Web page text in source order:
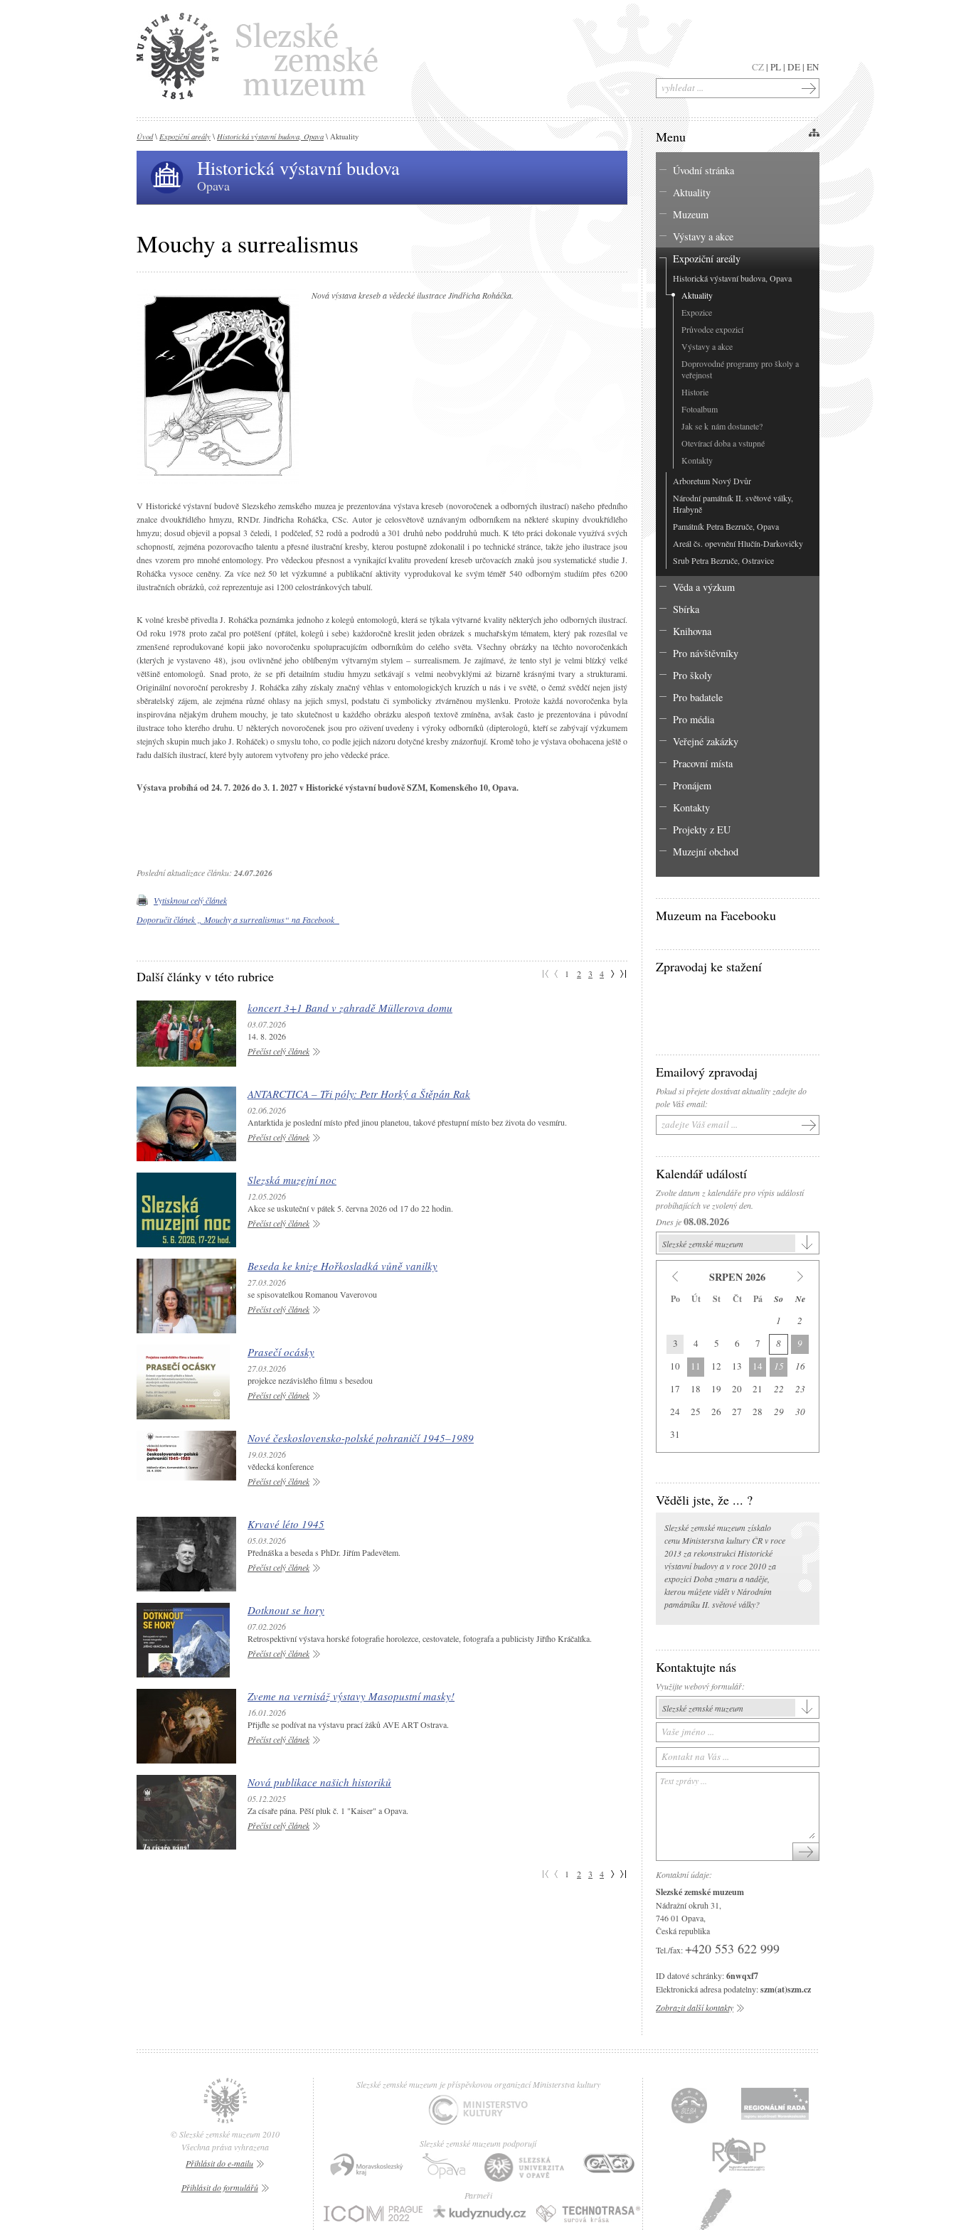
Úvod\ Expoziční areály \ Historická výstavní budova, Opava \ Aktuality
Historická výstavní budova
Opava
Mouchy a surrealismus
Nová výstava kreseb a vědecké ilustrace Jindřicha Roháčka.
V Historické výstavní budově Slezského zemského muzea je prezentována výstava kreseb (novoročenek a odborných ilustrací) našeho předního
znalce dvoukřídlého hmyzu, RNDr. Jindřicha Roháčka, CSc. Autor je celosvětově uznávaným odborníkem na některé skupiny dvoukřídlého
hmyzu; dosud objevil a popsal 3 čeledi, 1 podčeleď, 52 rodů a podrodů a 301 druhů nebo poddruhů much. K této práci dokonale využívá svých
schopností, zejména pozorovacího talentu a přesné ilustrační kresby, kterou postupně zdokonalil i po technické stránce, takže jeho ilustrace jsou
dnes vzorem pro mnohé entomology. Pro vědeckou přesnost a vynikající kvalitu provedení kreseb určovacích znaků jsou systematické studie J.
Roháčka vysoce ceněny. Za více než 50 let výzkumné a publikační aktivity vyprodukoval ke svým téměř 540 odborným studiím přes 6200
ilustračních obrázků, což reprezentuje asi 1200 celostránkových tabulí.
K volné kresbě přivedla J. Roháčka poznámka jednoho z kolegů entomologů, která se týkala výtvarné kvality některých jeho odborných ilustrací.
Od roku 1978 proto začal pro potěšení (přátel, kolegů i sebe) každoročně kreslit jeden obrázek s muchařským tématem, který pak rozesílal ve
zmenšené reprodukované kopii jako novoročenku spolupracujícím odborníkům do celého světa. Všechny obrázky na těchto novoročenkách
(kterých je vystaveno 48), jsou ovlivněné jeho oblíbeným výtvarným stylem – surrealismem. Je zajímavé, že tento styl je velmi blízký velké
většině entomologů. Snad proto, že se při detailním studiu hmyzu setkávají s velmi neobvyklými až bizarně krásnými tvary a strukturami.
Originální novoroční perokresby J. Roháčka záhy získaly značný věhlas v entomologických kruzích u nás i ve světě, o čemž svědčí nejen jistý
sběratelský zájem, ale zejména různé ohlasy na jejich smysl, podstatu či symbolicky ztvárněnou myšlenku. Protože každá novoročenka byla
inspirována nějakým druhem mouchy, je tato skutečnost u každého obrázku alespoň textově zmíněna, avšak často je prezentována i původní
ilustrace toho kterého druhu. U některých novoročenek jsou pro oživení uvedeny i výroky odborníků (dipterologů, kteří se zabývají výzkumem
stejných skupin much jako J. Roháček) o smyslu toho, co podle jejich názoru dotyčné kresby znázorňují. Kromě toho je výstava obohacena ještě o
řadu dalších ilustrací, které byly autorem vytvořeny pro jeho vědecké práce.
Výstava probíhá od 24. 7. 2026 do 3. 1. 2027 v Historické výstavní budově SZM, Komenského 10, Opava.
Poslední aktualizace článku: 24.07.2026
Vytisknout celý článek
Doporučit článek „ Mouchy a surrealismus“ na Facebook
Další články v této rubrice 1 2 3 4
koncert 3+1 Band v zahradě Müllerova domu
03.07.2026
14. 8. 2026
Přečíst celý článek
ANTARCTICA – Tři póly: Petr Horký a Štěpán Rak
02.06.2026
Antarktida je poslední místo před jinou planetou, takové přestupní místo bez života do vesmíru.
Přečíst celý článek
Slezská muzejní noc
12.05.2026
Akce se uskuteční v pátek 5. června 2026 od 17 do 22 hodin.
Přečíst celý článek
Beseda ke knize Hořkosladká vůně vanilky
27.03.2026
se spisovatelkou Romanou Vaverovou
Přečíst celý článek
Prasečí ocásky
27.03.2026
projekce nezávislého filmu s besedou
Přečíst celý článek
Nové československo-polské pohraničí 1945–1989
19.03.2026
vědecká konference
Přečíst celý článek
Krvavé léto 1945
05.03.2026
Přednáška a beseda s PhDr. Jiřím Padevětem.
Přečíst celý článek
Dotknout se hory
07.02.2026
Retrospektivní výstava horské fotografie horolezce, cestovatele, fotografa a publicisty Jiřího Kráčalíka.
Přečíst celý článek
Zveme na vernisáž výstavy Masopustní masky!
16.01.2026
Přijďte se podívat na výstavu prací žáků AVE ART Ostrava.
Přečíst celý článek
Nová publikace našich historiků
05.12.2025
Za císaře pána. Pěší pluk č. 1 "Kaiser" a Opava.
Přečíst celý článek
1 2 3 4
Menu
Úvodní stránka
Aktuality
Muzeum
Výstavy a akce
Expoziční areály
Historická výstavní budova, Opava
Aktuality
Expozice
Průvodce expozicí
Výstavy a akce
Doprovodné programy pro školy a
veřejnost
Historie
Fotoalbum
Jak se k nám dostanete?
Otevírací doba a vstupné
Kontakty
Arboretum Nový Dvůr
Národní památník II. světové války,
Hrabyně
Památník Petra Bezruče, Opava
Areál čs. opevnění Hlučín-Darkovičky
Srub Petra Bezruče, Ostravice
Věda a výzkum
Sbírka
Knihovna
Pro návštěvníky
Pro školy
Pro badatele
Pro média
Veřejné zakázky
Pracovní místa
Pronájem
Kontakty
Projekty z EU
Muzejní obchod
Muzeum na Facebooku
Zpravodaj ke stažení
Emailový zpravodaj
Pokud si přejete dostávat aktuality zadejte do
pole Váš email:
Kalendář událostí
Zvolte datum z kalendáře pro výpis událostí
probíhajících ve zvolený den.
Dnes je08.08.2026
Slezské zemské muzeum
Slezské zemské muzeum
Historická výstavní budova
Arboretum Nový Dvůr
Národní památník II. světové války
Památník Petra Bezruče
Areál čs. opevnění
SRPEN 2026
Po Út St Čt Pá So Ne
1
2
3
4 5 6 7 8
9
10
11 12 13 14 15
16
17
18 19 20 21 22
23
24
25 26 27 28 29
30
31
Věděli jste, že ... ?
Slezské zemské muzeum získalo
cenu Ministerstva kultury ČR v roce
2013 za rekonstrukci Historické
výstavní budovy a v roce 2010 za
expozici Doba zmaru a naděje,
kterou můžete vidět v Národním
památníku II. světové války?
Kontaktujte nás
Využijte webový formulář:
Slezské zemské muzeum
Slezské zemské muzeum
Historická výstavní budova
Arboretum Nový Dvůr
Národní památník II. světové války
Kontaktní údaje:
Slezské zemské muzeum
Nádražní okruh 31,
746 01 Opava,
Česká republika
Tel./fax:+420 553 622 999
ID datové schránky:6nwqxf7
Elektronická adresa podatelny:szm(at)szm.cz
Zobrazit další kontakty
CZ | PL | DE | EN
Slezské zemské muzeum je příspěvkovou organizací Ministerstva kultury
Slezské zemské muzeum podporují
Partneři
© Slezské zemské muzeum 2010
Všechna práva vyhrazena
Přihlásit do e-mailu
Přihlásit do formulářů